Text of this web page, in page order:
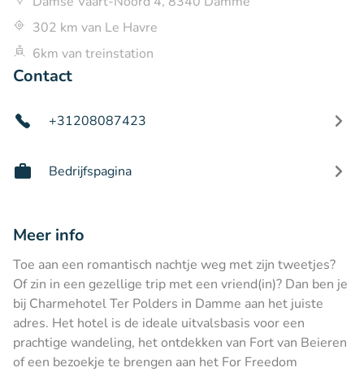
302 km van Le Havre
6km van treinstation
Contact
+31208087423
Bedrijfspagina
Meer info
Toe aan een romantisch nachtje weg met zijn tweetjes?
Of zin in een gezellige trip met een vriend(in)? Dan ben je
bij Charmehotel Ter Polders in Damme aan het juiste
adres. Het hotel is de ideale uitvalsbasis voor een
prachtige wandeling, het ontdekken van Fort van Beieren
of een bezoekje te brengen aan het For Freedom